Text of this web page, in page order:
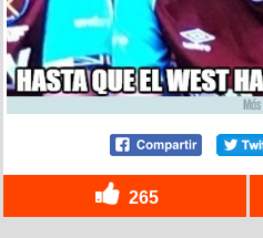
265